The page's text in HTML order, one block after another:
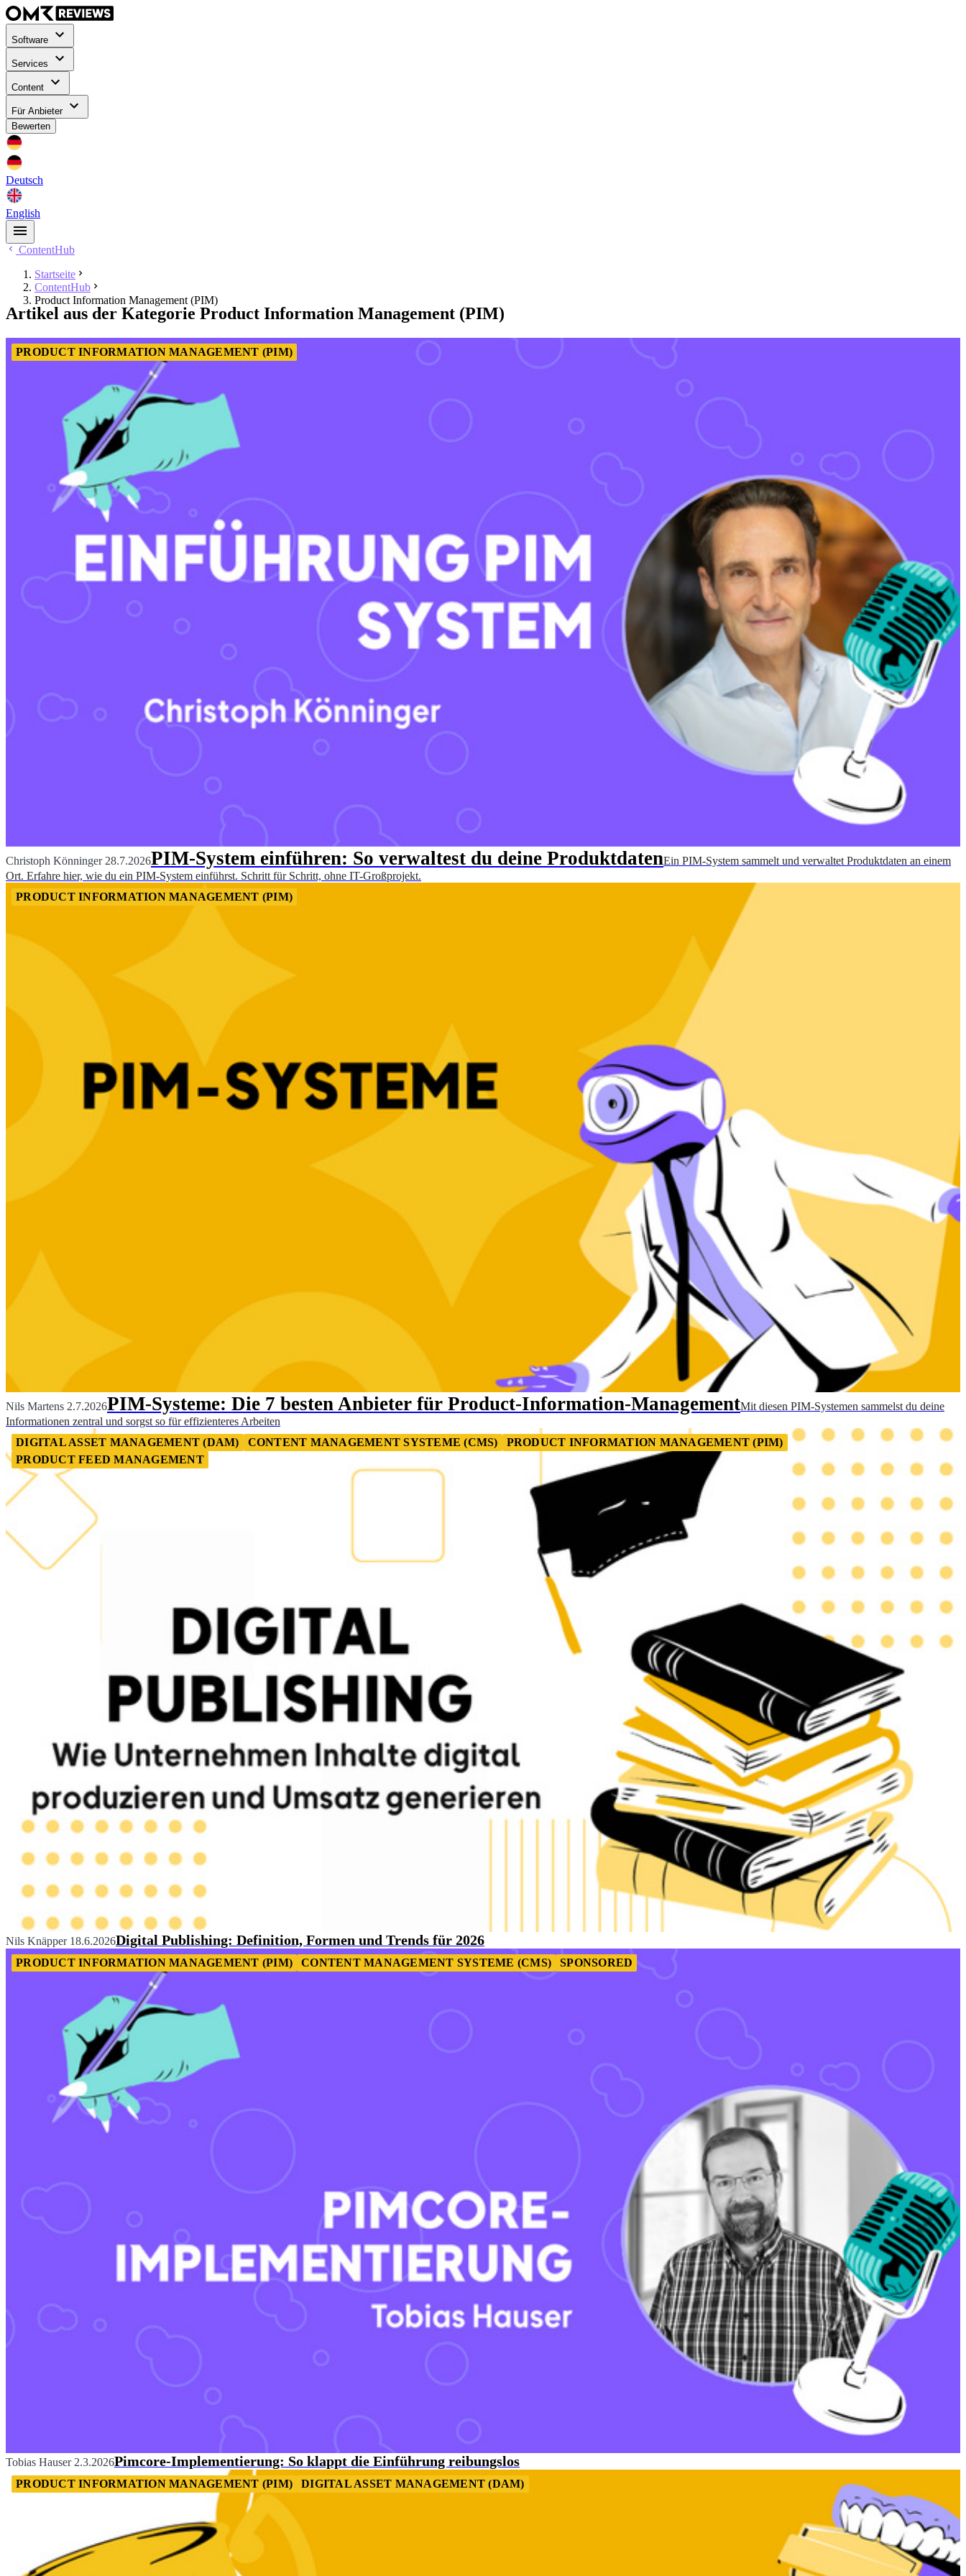
Software
Services
Content
Für Anbieter
Bewerten
Deutsch
English
ContentHub
Startseite
ContentHub
Product Information Management (PIM)
Artikel aus der Kategorie Product Information Management (PIM)
PRODUCT INFORMATION MANAGEMENT (PIM)
Christoph Könninger 28.7.2026PIM-System einführen: So verwaltest du deine ProduktdatenEin PIM-System sammelt und verwaltet Produktdaten an einem
Ort. Erfahre hier, wie du ein PIM-System einführst. Schritt für Schritt, ohne IT-Großprojekt.
PRODUCT INFORMATION MANAGEMENT (PIM)
Nils Martens 2.7.2026PIM-Systeme: Die 7 besten Anbieter für Product-Information-ManagementMit diesen PIM-Systemen sammelst du deine
Informationen zentral und sorgst so für effizienteres Arbeiten
DIGITAL ASSET MANAGEMENT (DAM)
CONTENT MANAGEMENT SYSTEME (CMS)
PRODUCT INFORMATION MANAGEMENT (PIM)
PRODUCT FEED MANAGEMENT
Nils Knäpper 18.6.2026Digital Publishing: Definition, Formen und Trends für 2026
PRODUCT INFORMATION MANAGEMENT (PIM) CONTENT MANAGEMENT SYSTEME (CMS) SPONSORED
Tobias Hauser 2.3.2026Pimcore-Implementierung: So klappt die Einführung reibungslos
PRODUCT INFORMATION MANAGEMENT (PIM) DIGITAL ASSET MANAGEMENT (DAM)